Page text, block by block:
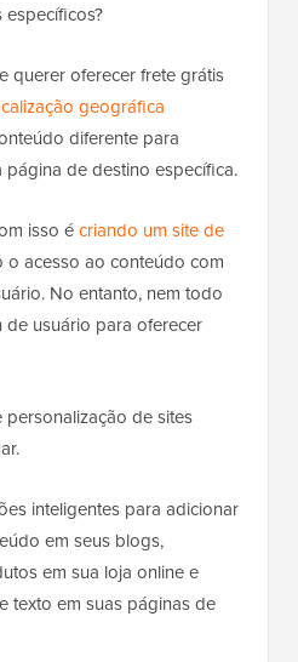
querer oferecer frete grátis
geográfica
diferente para
de destino específica.
isso écriando um site de
o acesso ao conteúdo com
No entanto, nem todo
usuário para oferecer
de sites
inteligentes para adicionar
em seus blogs,
em sua loja online e
texto em suas páginas de